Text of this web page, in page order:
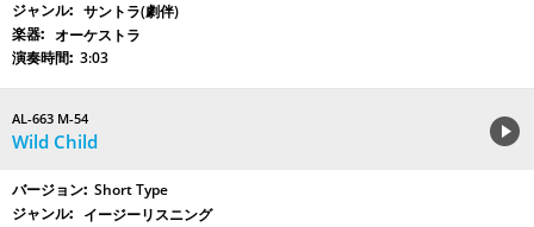
サントラ(劇伴)
オーケストラ
3:03
AL-663 M-54
Wild Child
Short Type
イージーリスニング